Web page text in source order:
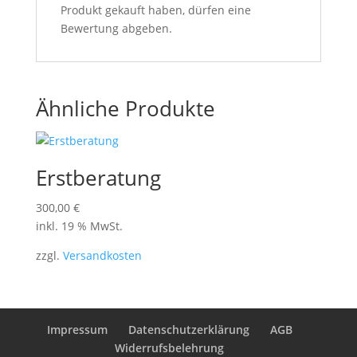
Produkt gekauft haben, dürfen eine
Bewertung abgeben.
Ähnliche Produkte
Erstberatung
300,00 €
inkl. 19 % MwSt.
zzgl. Versandkosten
Impressum Datenschutzerklärung
AGB
Widerrufsbelehrung